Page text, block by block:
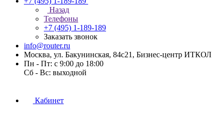
Назад
Телефоны
+7 (495) 1-189-189
Заказать звонок
info@router.ru
Москва, ул. Бакунинская, 84с21, Бизнес-центр ИТКОЛ
Пн - Пт: с 9:00 до 18:00
Cб - Вс: выходной
Кабинет